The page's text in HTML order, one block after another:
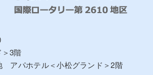
3階
アパホテル＜小松グランド＞2階